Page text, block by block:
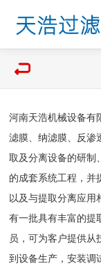
河南天浩机械设备有
滤膜、纳滤膜、反渗
取及分离设备的研制
的成套系统工程，并
以及与提取分离应用
有一批具有丰富的提
员，可为客户提供从
到设备生产，安装调